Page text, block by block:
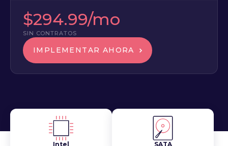
$294.99/mo
SIN CONTRATOS
IMPLEMENTAR AHORA
Intel SATA